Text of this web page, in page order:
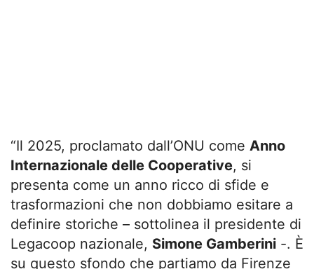
“Il 2025, proclamato dall’ONU come Anno
Internazionale delle Cooperative, si
presenta come un anno ricco di sfide e
trasformazioni che non dobbiamo esitare a
definire storiche – sottolinea il presidente di
Legacoop nazionale, Simone Gamberini -. È
su questo sfondo che partiamo da Firenze